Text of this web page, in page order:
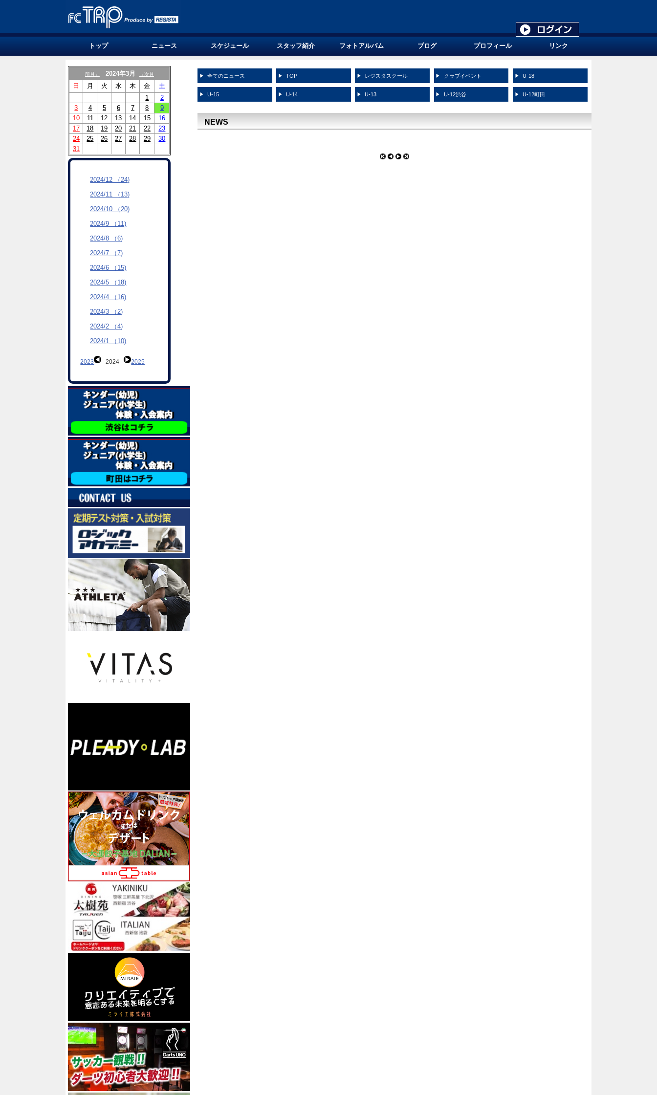
トップ ニュース スケジュール スタッフ紹介 フォトアルバム ブログ プロフィール リンク
全てのニュース TOP レジスタスクール クラブイベント U-18
U-15 U-14 U-13 U-12渋谷 U-12町田
NEWS
前月← 2024年3月 →次月
日 月 火 水 木 金
土
1
2
3
4 5 6 7 8
9
10
11 12 13 14 15
16
17
18 19 20 21 22
23
24
25 26 27 28 29
30
31
2024/12 （24)
2024/11 （13)
2024/10 （20)
2024/9 （11)
2024/8 （6)
2024/7 （7)
2024/6 （15)
2024/5 （18)
2024/4 （16)
2024/3 （2)
2024/2 （4)
2024/1 （10)
2023 2024 2025